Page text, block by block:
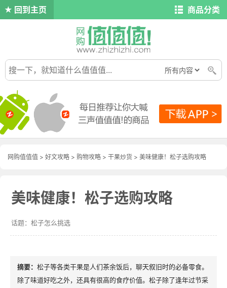
回到主页 商品分类
网购值值值 > 好文攻略 > 购物攻略 > 干果炒货 > 美味健康！松子选购攻略
美味健康！松子选购攻略
松子怎么挑选
松子等各类干果是人们茶余饭后，聊天叙旧时的必备零食。
除了味道好吃之外，还具有很高的食疗价值。松子除了逢年过节采